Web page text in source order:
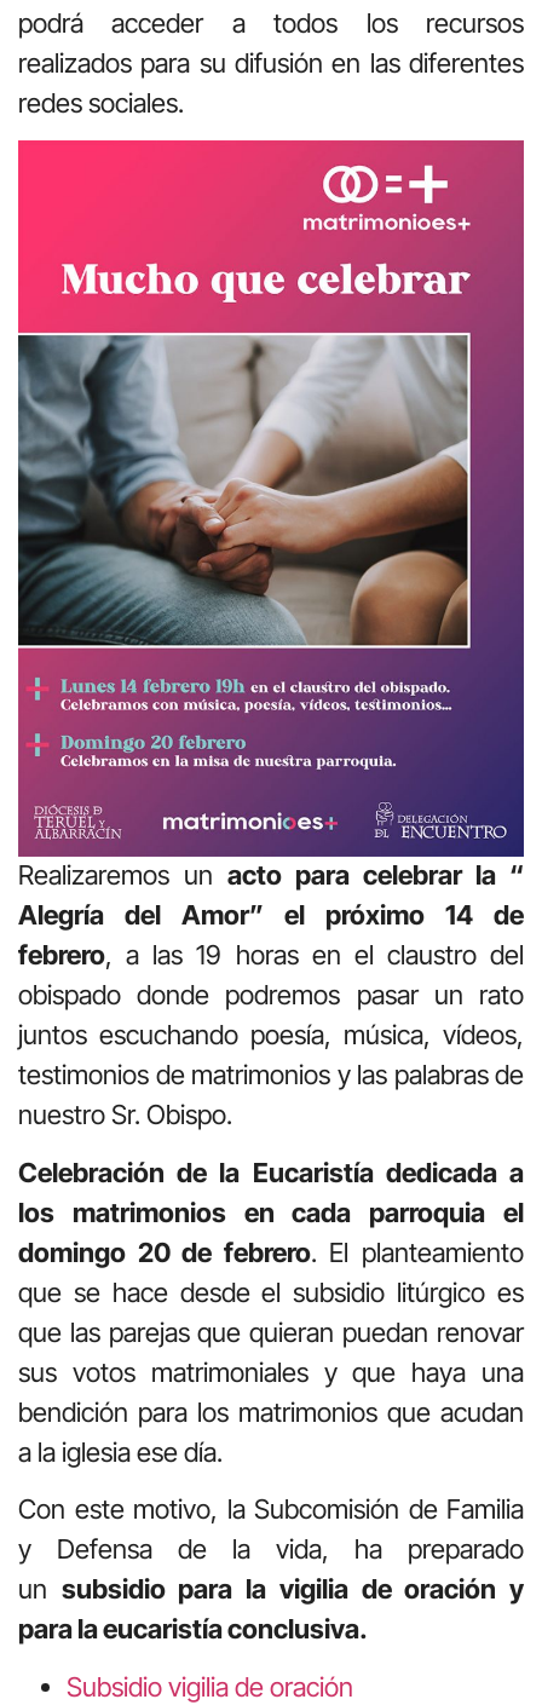
podrá acceder a todos los recursos
realizados para su difusión en las diferentes
redes sociales.
Realizaremos un acto para celebrar la “
Alegría del Amor” el próximo 14 de
febrero, a las 19 horas en el claustro del
obispado donde podremos pasar un rato
juntos escuchando poesía, música, vídeos,
testimonios de matrimonios y las palabras de
nuestro Sr. Obispo.
Celebración de la Eucaristía dedicada a
los matrimonios en cada parroquia el
domingo 20 de febrero. El planteamiento
que se hace desde el subsidio litúrgico es
que las parejas que quieran puedan renovar
sus votos matrimoniales y que haya una
bendición para los matrimonios que acudan
a la iglesia ese día.
Con este motivo, la Subcomisión de Familia
y Defensa de la vida, ha preparado
un subsidio para la vigilia de oración y
para la eucaristía conclusiva.
Subsidio vigilia de oración